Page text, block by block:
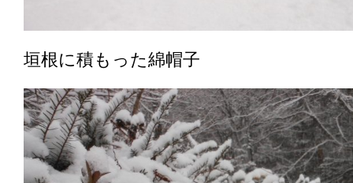
垣根に積もった綿帽子